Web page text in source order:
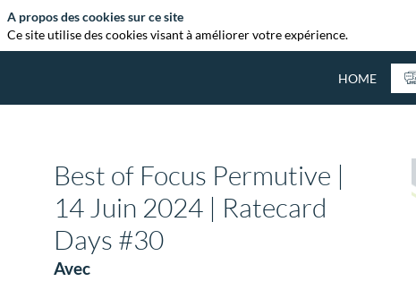
HOME
Best of Focus Permutive |
14 Juin 2024 | Ratecard
Days #30
Avec
A propos des cookies sur ce site
Ce site utilise des cookies visant à améliorer votre expérience.